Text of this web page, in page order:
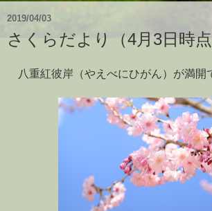
2019/04/03
さくらだより（4月3日時点
八重紅彼岸（やえべにひがん）が満開